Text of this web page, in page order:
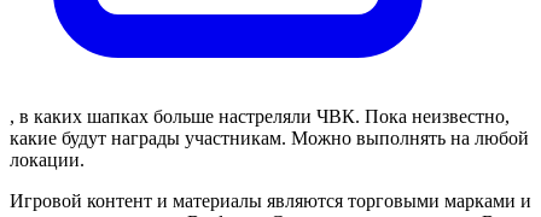
, в каких шапках больше настреляли ЧВК. Пока неизвестно,
какие будут награды участникам. Можно выполнять на любой
локации.
Игровой контент и материалы являются торговыми марками и